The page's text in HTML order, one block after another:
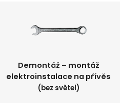
Demontáž – montáž
elektroinstalace na přívěs
(bez světel)